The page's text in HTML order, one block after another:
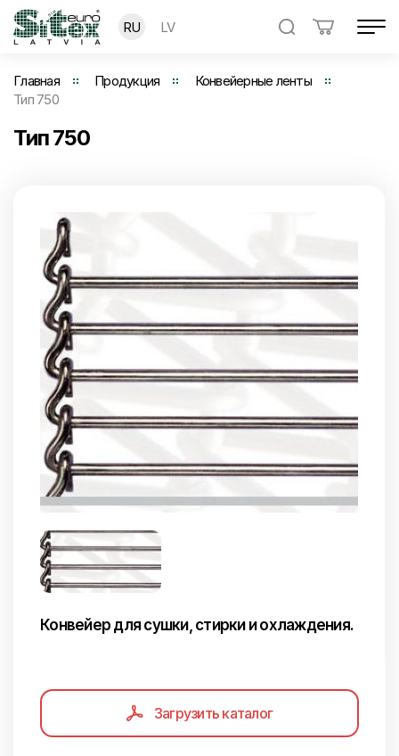
RU LV
Главная Продукция
Конвейерные ленты
Тип 750
Тип 750
Конвейер для сушки, стирки и охлаждения.
Загрузить каталог